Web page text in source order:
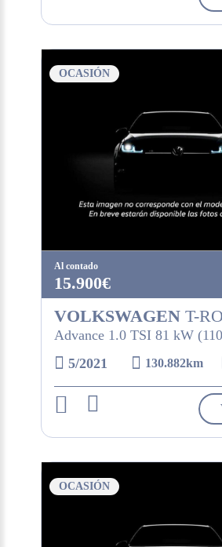
OCASIÓN
Al contado
15.900€
VOLKSWAGENT-
Advance 1.0 TSI 81 kW
5/2021
130.882km
OCASIÓN